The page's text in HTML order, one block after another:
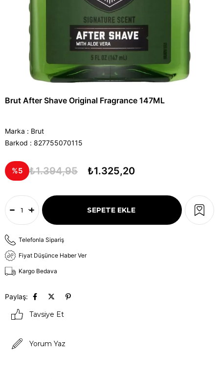
Brut After Shave Original Fragrance 147ML
Marka : Brut
Barkod : 827755070115
5 ₺1.394,95 ₺1.325,20
Telefonla Sipariş
Fiyat Düşünce Haber Ver
Kargo Bedava
Paylaş:
Tavsiye Et
Yorum Yaz